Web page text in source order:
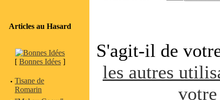
Articles au Hasard
[ Bonnes Idées ]
· Tisane de
Romarin
S'agit-il de
les autres